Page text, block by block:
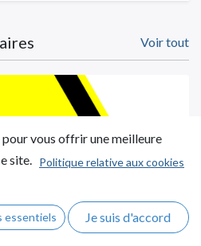
Voir tout
vous offrir une meilleure
site. Politique relative aux cookies
essentiels Je suis d'accord